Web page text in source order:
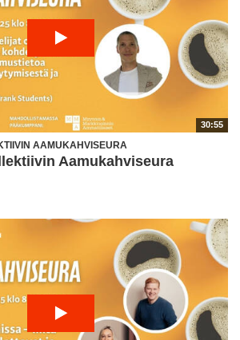
30:55
AAMUKAHVISEURA
Aamukahviseura